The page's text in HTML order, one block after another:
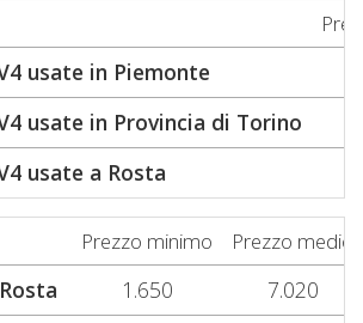
usate in Piemonte
usate in Provincia di Torino
usate a Rosta
Prezzo minimo Prezzo medio
1.650
7.020